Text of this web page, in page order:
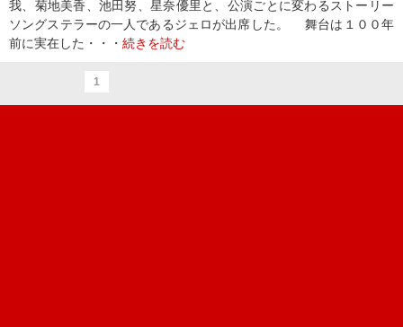
我、菊地美香、池田努、星奈優里と、公演ごとに変わるストーリー
ソングステラーの一人であるジェロが出席した。 舞台は１００年
前に実在した・・・ 続きを読む
1